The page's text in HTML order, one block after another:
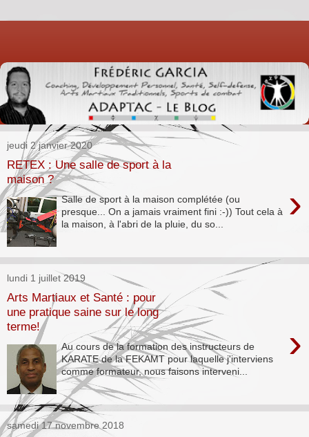
jeudi 2 janvier 2020
RETEX : Une salle de sport à la
maison ?
›
Salle de sport à la maison complétée (ou
presque... On a jamais vraiment fini :-)) Tout cela à
la maison, à l'abri de la pluie, du so...
lundi 1 juillet 2019
Arts Martiaux et Santé : pour
une pratique saine sur le long
terme!
›
Au cours de la formation des instructeurs de
KARATE de la FEKAMT pour laquelle j'interviens
comme formateur, nous faisons interveni...
samedi 17 novembre 2018